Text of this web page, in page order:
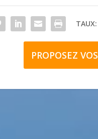
TAUX:
PROPOSEZ